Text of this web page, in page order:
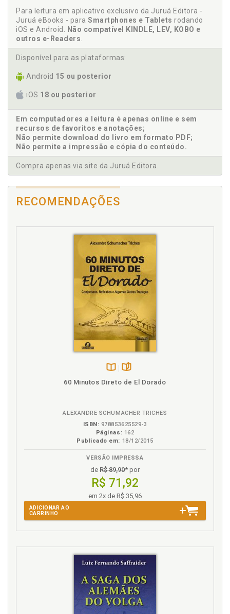
Mayra Corrêa e Castro
Nando São Luiz
Otto Leopoldo Winck
Priscilla Durigan
René Ariel Dotti
Intimidade, Majeda Popp, p. 117
Regresso à vida, Marina Carraro, p. 121
O Retorno, Mayra Corrêa e Castro, p. 125
Naquela noite, na Taverna, Nando São Luiz, p. 131
Dia de Kafka, Otto Leopoldo Winck, p. 135
Crisálidas, Priscilla Durigan, p. 139
Posfácio, René Ariel Dotti, p. 143
Para leitura em aplicativo exclusivo da Juruá Editora -
Juruá eBooks - para Smartphones e Tablets rodando
iOS e Android. Não compatível KINDLE, LEV, KOBO e
outros e-Readers.
Disponível para as plataformas:
Android 15 ou posterior
iOS 18 ou posterior
Em computadores a leitura é apenas online e sem
recursos de favoritos e anotações;
Não permite download do livro em formato PDF;
Não permite a impressão e cópia do conteúdo.
Compra apenas via site da Juruá Editora.
RECOMENDAÇÕES
Disponível
páginas
60 Minutos Direto de El Dorado
ALEXANDRE SCHUMACHER TRICHES
ISBN: 978853625529-3
Páginas: 162
Publicado em: 18/12/2015
VERSÃO IMPRESSA
de R$ 89,90* por
R$ 71,92
em 2x de R$ 35,96
ADICIONAR AO
CARRINHO